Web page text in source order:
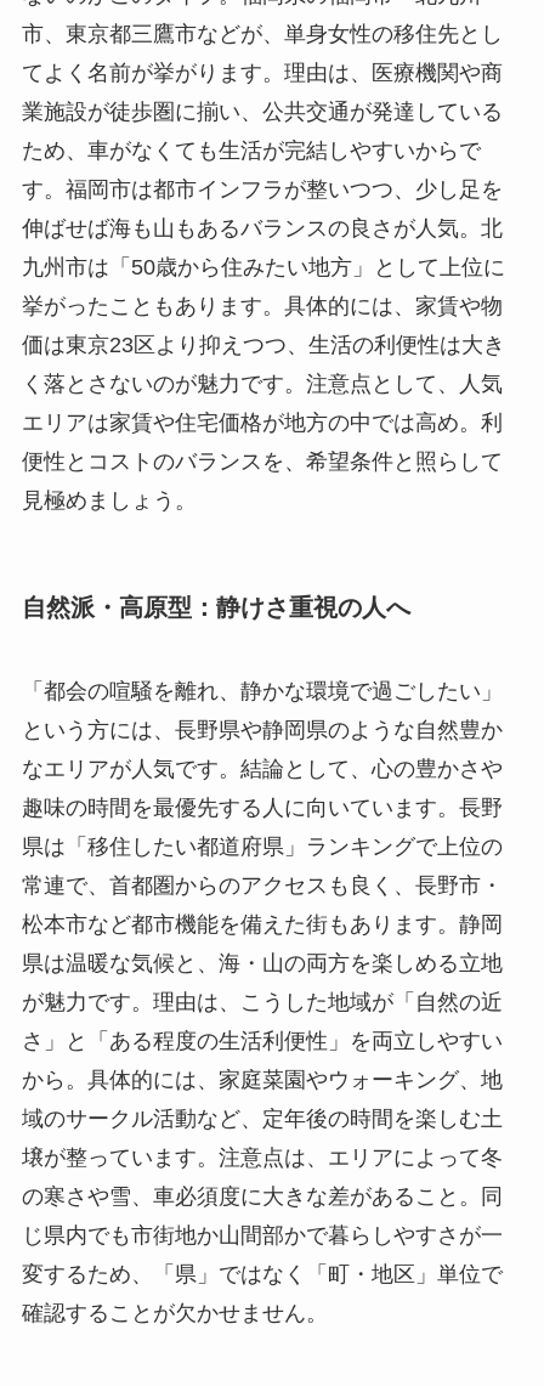
市、東京都三鷹市などが、単身女性の移住先とし
てよく名前が挙がります。理由は、医療機関や商
業施設が徒歩圏に揃い、公共交通が発達している
ため、車がなくても生活が完結しやすいからで
す。福岡市は都市インフラが整いつつ、少し足を
伸ばせば海も山もあるバランスの良さが人気。北
九州市は「50歳から住みたい地方」として上位に
挙がったこともあります。具体的には、家賃や物
価は東京23区より抑えつつ、生活の利便性は大き
く落とさないのが魅力です。注意点として、人気
エリアは家賃や住宅価格が地方の中では高め。利
便性とコストのバランスを、希望条件と照らして
見極めましょう。
自然派・高原型：静けさ重視の人へ
「都会の喧騒を離れ、静かな環境で過ごしたい」
という方には、長野県や静岡県のような自然豊か
なエリアが人気です。結論として、心の豊かさや
趣味の時間を最優先する人に向いています。長野
県は「移住したい都道府県」ランキングで上位の
常連で、首都圏からのアクセスも良く、長野市・
松本市など都市機能を備えた街もあります。静岡
県は温暖な気候と、海・山の両方を楽しめる立地
が魅力です。理由は、こうした地域が「自然の近
さ」と「ある程度の生活利便性」を両立しやすい
から。具体的には、家庭菜園やウォーキング、地
域のサークル活動など、定年後の時間を楽しむ土
壌が整っています。注意点は、エリアによって冬
の寒さや雪、車必須度に大きな差があること。同
じ県内でも市街地か山間部かで暮らしやすさが一
変するため、「県」ではなく「町・地区」単位で
確認することが欠かせません。